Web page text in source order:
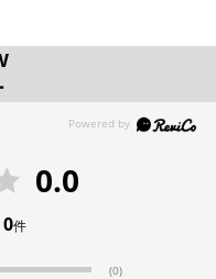
0.0
0件
(0)